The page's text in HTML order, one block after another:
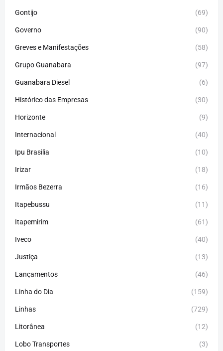
Gontijo (69)
Governo (90)
Greves e Manifestações (58)
Grupo Guanabara (97)
Guanabara Diesel (6)
Histórico das Empresas (30)
Horizonte (9)
Internacional (40)
Ipu Brasilia (10)
Irizar (18)
Irmãos Bezerra (16)
Itapebussu (11)
Itapemirim (61)
Iveco (40)
Justiça (13)
Lançamentos (46)
Linha do Dia (159)
Linhas (729)
Litorânea (12)
Lobo Transportes (3)